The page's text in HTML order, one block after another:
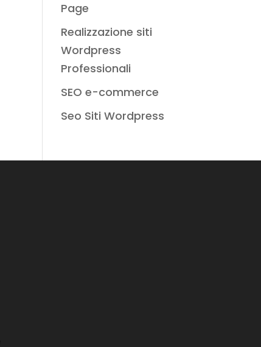
Page
Realizzazione siti
Wordpress
Professionali
SEO e-commerce
Seo Siti Wordpress